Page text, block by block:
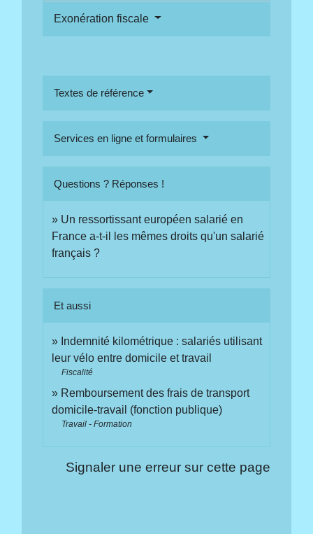
Exonération fiscale
Textes de référence
Services en ligne et formulaires
Questions ? Réponses !
Un ressortissant européen salarié en
France a-t-il les mêmes droits qu'un salarié
français ?
Et aussi
Indemnité kilométrique : salariés utilisant
leur vélo entre domicile et travail
Fiscalité
Remboursement des frais de transport
domicile-travail (fonction publique)
Travail - Formation
Signaler une erreur sur cette page